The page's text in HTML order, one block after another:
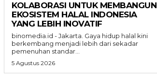
KOLABORASI UNTUK MEMBANGUN
EKOSISTEM HALAL INDONESIA
YANG LEBIH INOVATIF
binomedia.id - Jakarta. Gaya hidup halal kini
berkembang menjadi lebih dari sekadar
pemenuhan standar...
5 Agustus 2026